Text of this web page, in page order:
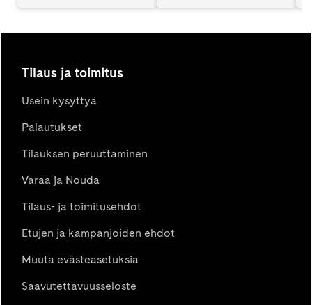
Tilaus ja toimitus
Usein kysyttyä
Palautukset
Tilauksen peruuttaminen
Varaa ja Nouda
Tilaus- ja toimitusehdot
Etujen ja kampanjoiden ehdot
Muuta evästeasetuksia
Saavutettavuusseloste